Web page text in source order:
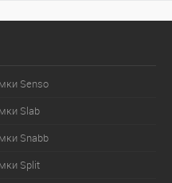
Senso
Slab
Snabb
Split